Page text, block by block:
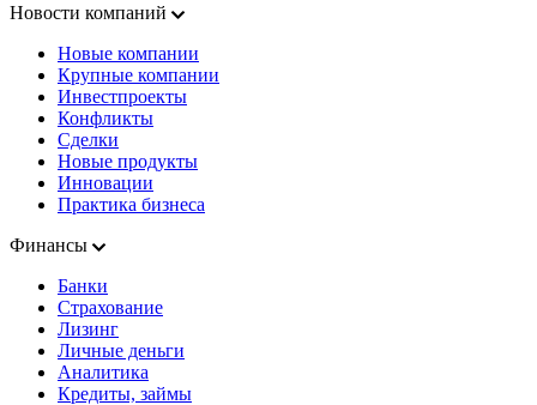
Новости компаний
Новые компании
Крупные компании
Инвестпроекты
Конфликты
Сделки
Новые продукты
Инновации
Практика бизнеса
Финансы
Банки
Страхование
Лизинг
Личные деньги
Аналитика
Кредиты, займы